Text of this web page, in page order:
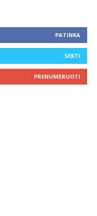
PATINKA
SEKTI
PRENUMERUOTI